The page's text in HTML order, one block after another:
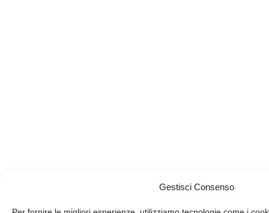
Gestisci Consenso